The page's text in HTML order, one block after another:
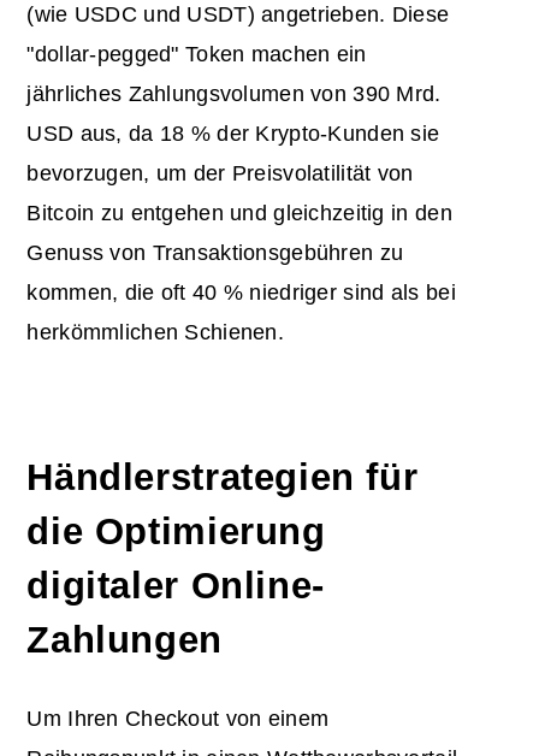
(wie USDC und USDT) angetrieben. Diese
"dollar-pegged" Token machen ein
jährliches Zahlungsvolumen von 390 Mrd.
USD aus, da 18 % der Krypto-Kunden sie
bevorzugen, um der Preisvolatilität von
Bitcoin zu entgehen und gleichzeitig in den
Genuss von Transaktionsgebühren zu
kommen, die oft 40 % niedriger sind als bei
herkömmlichen Schienen.
Händlerstrategien für
die Optimierung
digitaler Online-
Zahlungen
Um Ihren Checkout von einem